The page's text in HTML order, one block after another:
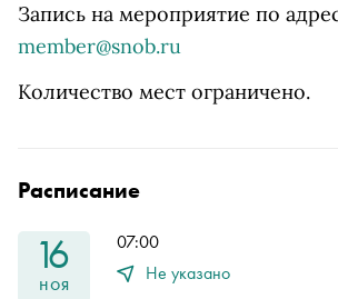
Запись на мероприятие по
member@snob.ru
Количество мест ограничено.
Расписание
16
ноя
07:00
Не указано